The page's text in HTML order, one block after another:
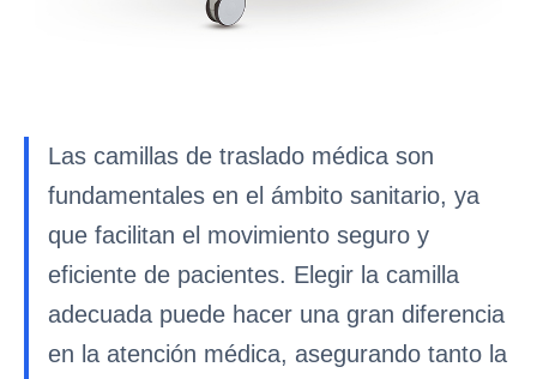
Las camillas de traslado médica son
fundamentales en el ámbito sanitario, ya
que facilitan el movimiento seguro y
eficiente de pacientes. Elegir la camilla
adecuada puede hacer una gran diferencia
en la atención médica, asegurando tanto la